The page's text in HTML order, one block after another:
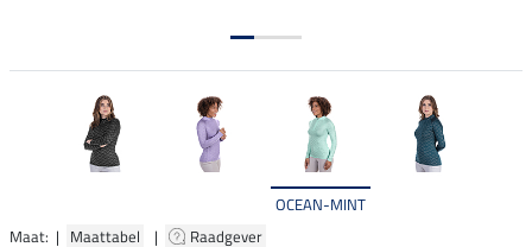
OCEAN-MINT
Maat: | Maattabel | Raadgever